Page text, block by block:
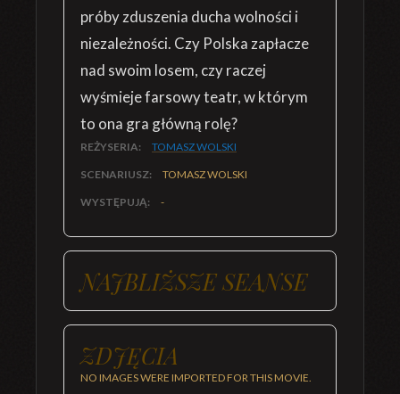
próby zduszenia ducha wolności i
niezależności. Czy Polska zapłacze
nad swoim losem, czy raczej
wyśmieje farsowy teatr, w którym
to ona gra główną rolę?
REŻYSERIA: TOMASZ WOLSKI
SCENARIUSZ: TOMASZ WOLSKI
WYSTĘPUJĄ: -
NAJBLIŻSZE SEANSE
ZDJĘCIA
NO IMAGES WERE IMPORTED FOR THIS MOVIE.